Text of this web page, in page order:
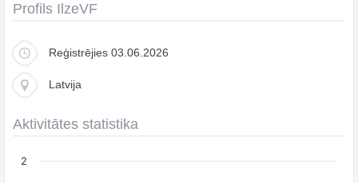
Profils IlzeVF
Reģistrējies 03.06.2026
Latvija
Aktivitātes statistika
2